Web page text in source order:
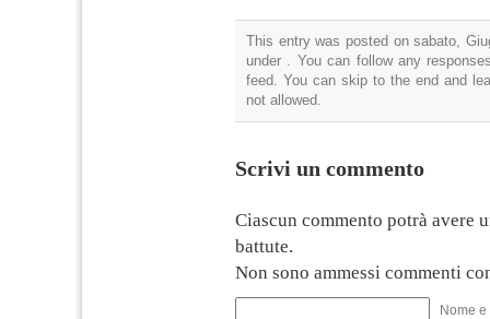
This entry was posted on sabato,
under . You can follow any
feed. You can skip to the end and
not allowed.
Scrivi un commento
Ciascun commento potrà avere
battute.
Non sono ammessi commenti
Nome